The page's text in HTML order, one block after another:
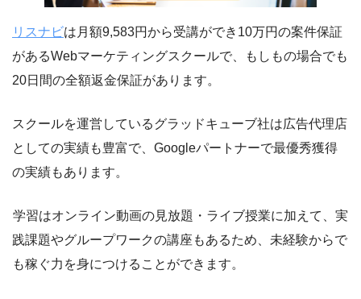
リスナビは月額9,583円から受講ができ10万円の案件保証
があるWebマーケティングスクールで、もしもの場合でも
20日間の全額返金保証があります。
スクールを運営しているグラッドキューブ社は広告代理店
としての実績も豊富で、Googleパートナーで最優秀獲得
の実績もあります。
学習はオンライン動画の見放題・ライブ授業に加えて、実
践課題やグループワークの講座もあるため、未経験からで
も稼ぐ力を身につけることができます。